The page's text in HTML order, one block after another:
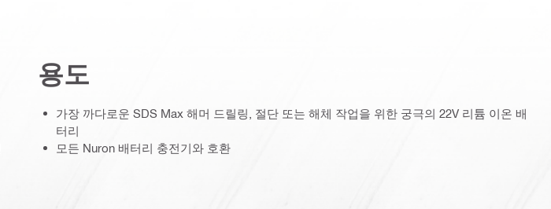
용도
가장 까다로운 SDS Max 해머 드릴링, 절단 또는 해체 작업을 위한 궁극의 22V 리튬 이온 배
터리
모든 Nuron 배터리 충전기와 호환